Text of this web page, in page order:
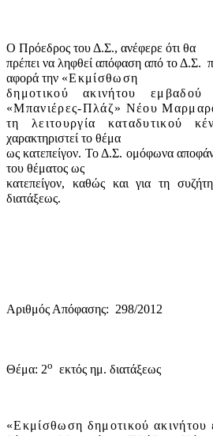
Ο Πρόεδρος του Δ.Σ., ανέφερε ότι θα
πρέπει να ληφθεί απόφαση από το Δ.Σ.
αφορά την «Εκμίσθωση
δημοτικού ακινήτου
«Μπανιέρες-Πλάζ» Νέου
τη λειτουργία καταδυτικού
χαρακτηριστεί το θέμα
ως κατεπείγον. Το Δ.Σ. ομόφωνα
του θέματος ως
κατεπείγον, καθώς και για τη
διατάξεως.
Αριθμός Απόφασης: 298/2012
Θέμα: 2ο εκτός ημ. διατάξεως
«Εκμίσθωση δημοτικού